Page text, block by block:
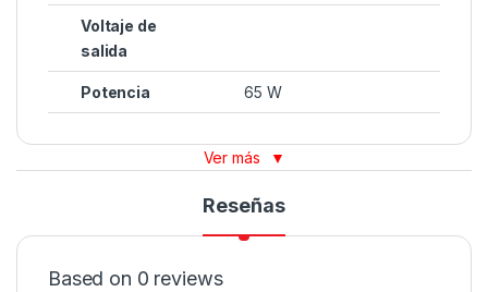
Voltaje de
salida
Potencia 65 W
Ver más ▼
Reseñas
Based on 0 reviews